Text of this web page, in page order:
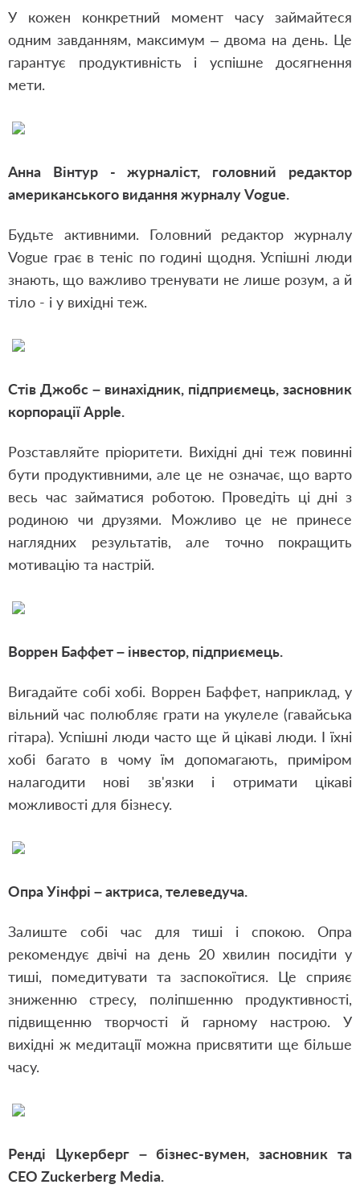
У кожен конкретний момент часу займайтеся
одним завданням, максимум – двома на день. Це
гарантує продуктивність і успішне досягнення
мети.
Анна Вінтур - журналіст, головний редактор
американського видання журналу Vogue.
Будьте активними. Головний редактор журналу
Vogue грає в теніс по годині щодня. Успішні люди
знають, що важливо тренувати не лише розум, а й
тіло - і у вихідні теж.
Стів Джобс – винахідник, підприємець, засновник
корпорації Apple.
Розставляйте пріоритети. Вихідні дні теж повинні
бути продуктивними, але це не означає, що варто
весь час займатися роботою. Проведіть ці дні з
родиною чи друзями. Можливо це не принесе
наглядних результатів, але точно покращить
мотивацію та настрій.
Воррен Баффет – інвестор, підприємець.
Вигадайте собі хобі. Воррен Баффет, наприклад, у
вільний час полюбляє грати на укулеле (гавайська
гітара). Успішні люди часто ще й цікаві люди. І їхні
хобі багато в чому їм допомагають, приміром
налагодити нові зв'язки і отримати цікаві
можливості для бізнесу.
Опра Уінфрі – актриса, телеведуча.
Залиште собі час для тиші і спокою. Опра
рекомендує двічі на день 20 хвилин посидіти у
тиші, помедитувати та заспокоїтися. Це сприяє
зниженню стресу, поліпшенню продуктивності,
підвищенню творчості й гарному настрою. У
вихідні ж медитації можна присвятити ще більше
часу.
Ренді Цукерберг – бізнес-вумен, засновник та
CEO Zuckerberg Media.